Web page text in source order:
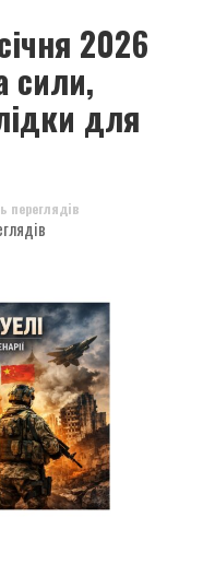
2026
сили,
для
переглядів